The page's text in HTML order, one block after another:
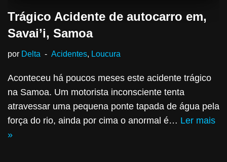
Trágico Acidente de autocarro em,
Savai’i, Samoa
por Delta Acidentes, Loucura
Aconteceu há poucos meses este acidente trágico
na Samoa. Um motorista inconsciente tenta
atravessar uma pequena ponte tapada de água pela
força do rio, ainda por cima o anormal é… Ler mais
»